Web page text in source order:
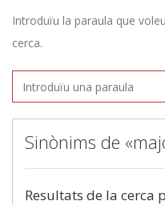
Introduïu la paraula que
cerca.
Sinònims de
Resultats de la cerca